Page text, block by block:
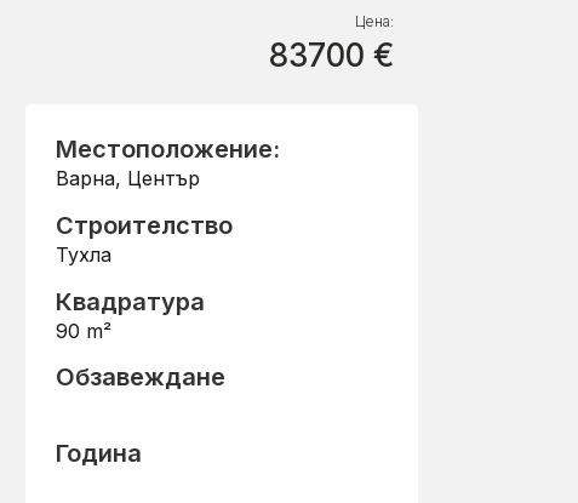
Цена:
83700 €
Местоположение:
Варна, Център
Строителство
Тухла
Квадратура
90 m²
Обзавеждане
Година